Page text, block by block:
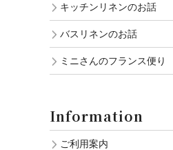
キッチンリネンのお話
バスリネンのお話
ミニさんのフランス便り
Information
ご利用案内